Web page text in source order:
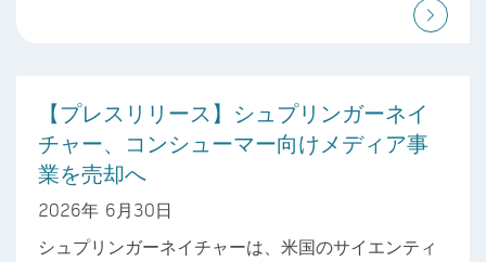
【プレスリリース】シュプリンガーネイ
チャー、コンシューマー向けメディア事
業を売却へ
2026年 6月30日
シュプリンガーネイチャーは、米国のサイエンティ